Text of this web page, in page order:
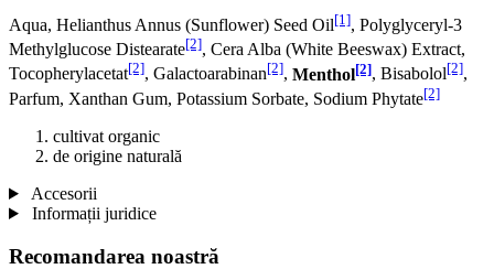
Aqua, Helianthus Annus (Sunflower) Seed Oil[1], Polyglyceryl-3
Methylglucose Distearate[2], Cera Alba (White Beeswax) Extract,
Tocopherylacetat[2], Galactoarabinan[2], Menthol[2], Bisabolol[2],
Parfum, Xanthan Gum, Potassium Sorbate, Sodium Phytate[2]
cultivat organic
de origine naturală
Accesorii
Informații juridice
Recomandarea noastră